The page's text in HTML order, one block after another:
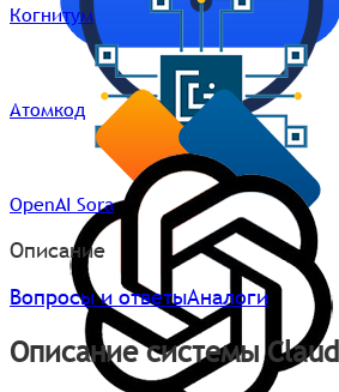
Когнитум
Атомкод
OpenAI Sora
Описание
Вопросы и ответыАналоги
Описание системы